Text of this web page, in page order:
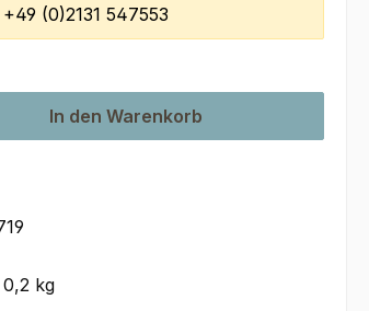
(0)2131 547553
Wert ein oder benutze die Schaltflächen
In den Warenkorb
0,2 kg